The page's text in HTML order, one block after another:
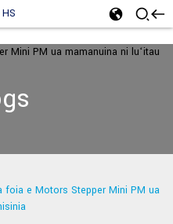
foia e Motors Stepper Mini PM ua